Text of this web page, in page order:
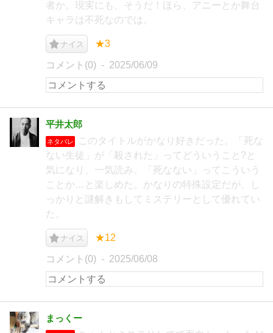
者か。現実にも、そうだ！ほら、アニーとか舞台
キャラは不死なのでは。
ナイス ★3
コメント(0) 2025/06/09
平井太郎
ネタバレ
このタイトルがかなり好きだった。「死な
ない生徒」が「殺された」ってどういうこと?と
気になり、一気読み。「死なない」ってこういう
ことか…と楽しめた。かなりの特殊設定だが、し
っかりと謎解きもしてミステリーとして優れてい
た。
ナイス ★12
コメント(0) 2025/06/08
まっくー